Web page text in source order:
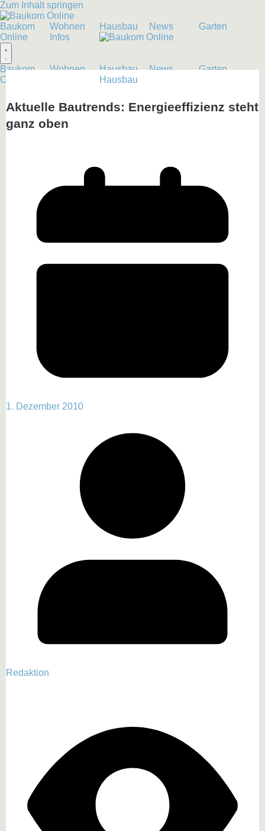
Zum Inhalt springen
Baukom
Online
Wohnen Hausbau News
Garten
Infos
Baukom
Online
Wohnen Hausbau News
Garten
Hausbau
Aktuelle Bautrends: Energieeffizienz steht
ganz oben
1. Dezember 2010
Redaktion